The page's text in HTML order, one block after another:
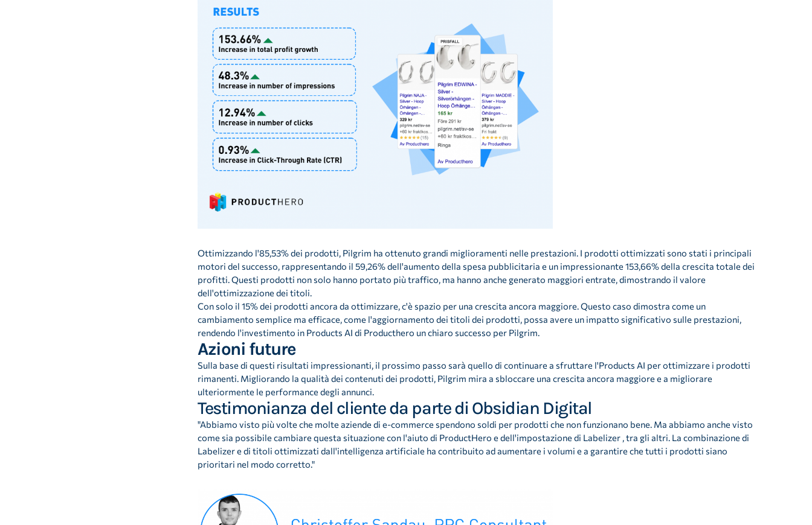
Ottimizzando l'85,53% dei prodotti, Pilgrim ha ottenuto grandi miglioramenti nelle prestazioni. I prodotti ottimizzati sono stati i principali
motori del successo, rappresentando il 59,26% dell'aumento della spesa pubblicitaria e un impressionante 153,66% della crescita totale dei
profitti. Questi prodotti non solo hanno portato più traffico, ma hanno anche generato maggiori entrate, dimostrando il valore
dell'ottimizzazione dei titoli.
Con solo il 15% dei prodotti ancora da ottimizzare, c'è spazio per una crescita ancora maggiore. Questo caso dimostra come un
cambiamento semplice ma efficace, come l'aggiornamento dei titoli dei prodotti, possa avere un impatto significativo sulle prestazioni,
rendendo l'investimento in Products AI di Producthero un chiaro successo per Pilgrim.
Azioni future
Sulla base di questi risultati impressionanti, il prossimo passo sarà quello di continuare a sfruttare l'Products AI per ottimizzare i prodotti
rimanenti. Migliorando la qualità dei contenuti dei prodotti, Pilgrim mira a sbloccare una crescita ancora maggiore e a migliorare
ulteriormente le performance degli annunci.
Testimonianza del cliente da parte di Obsidian Digital
"Abbiamo visto più volte che molte aziende di e-commerce spendono soldi per prodotti che non funzionano bene. Ma abbiamo anche visto
come sia possibile cambiare questa situazione con l'aiuto di ProductHero e dell'impostazione di Labelizer , tra gli altri. La combinazione di
Labelizer e di titoli ottimizzati dall'intelligenza artificiale ha contribuito ad aumentare i volumi e a garantire che tutti i prodotti siano
prioritari nel modo corretto."